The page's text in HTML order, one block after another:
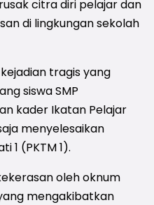
citra diri pelajar dan
di lingkungan sekolah
tragis yang
siswa SMP
kader Ikatan Pelajar
menyelesaikan
1 (PKTM 1).
oleh oknum
mengakibatkan